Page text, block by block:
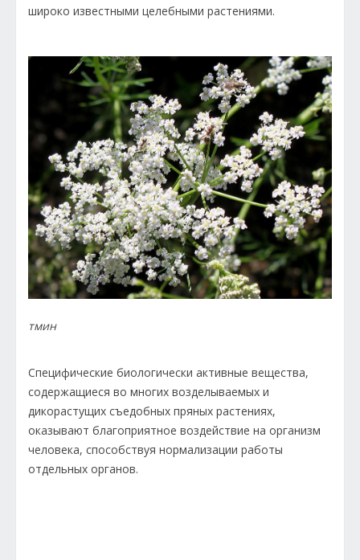
широко известными целебными растениями.
тмин
Специфические биологически активные вещества,
содержащиеся во многих возделываемых и
дикорастущих съедобных пряных растениях,
оказывают благоприятное воздействие на организм
человека, способствуя нормализации работы
отдельных органов.